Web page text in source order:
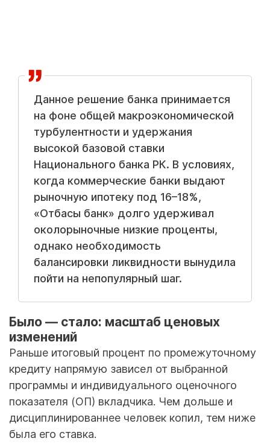
Данное решение банка принимается
на фоне общей макроэкономической
турбулентности и удержания
высокой базовой ставки
Национального банка РК. В условиях,
когда коммерческие банки выдают
рыночную ипотеку под 16–18%,
«Отбасы банк» долго удерживал
околорыночные низкие проценты,
однако необходимость
балансировки ликвидности вынудила
пойти на непопулярный шаг.
Было — стало: масштаб ценовых
изменений
Раньше итоговый процент по промежуточному
кредиту напрямую зависел от выбранной
программы и индивидуального оценочного
показателя (ОП) вкладчика. Чем дольше и
дисциплинированнее человек копил, тем ниже
была его ставка.